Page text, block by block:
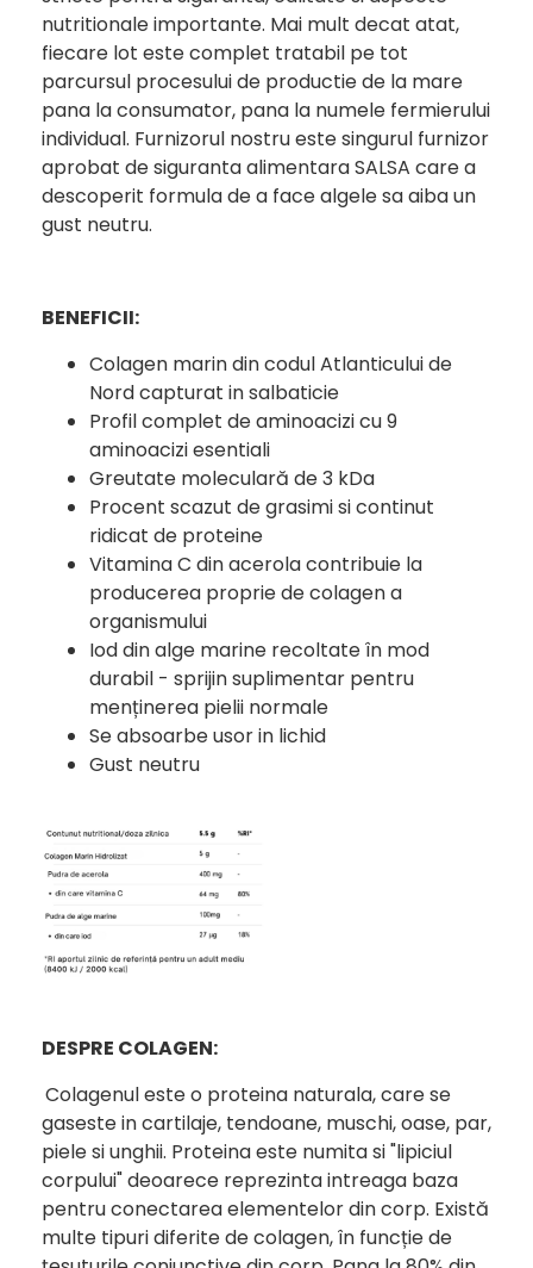
nutritionale importante. Mai mult decat atat,
fiecare lot este complet tratabil pe tot
parcursul procesului de productie de la mare
pana la consumator, pana la numele fermierului
individual. Furnizorul nostru este singurul furnizor
aprobat de siguranta alimentara SALSA care a
descoperit formula de a face algele sa aiba un
gust neutru.
BENEFICII:
Colagen marin din codul Atlanticului de
Nord capturat in salbaticie
Profil complet de aminoacizi cu 9
aminoacizi esentiali
Greutate moleculară de 3 kDa
Procent scazut de grasimi si continut
ridicat de proteine
Vitamina C din acerola contribuie la
producerea proprie de colagen a
organismului
Iod din alge marine recoltate în mod
durabil - sprijin suplimentar pentru
menținerea pielii normale
Se absoarbe usor in lichid
Gust neutru
DESPRE COLAGEN:
Colagenul este o proteina naturala, care se
gaseste in cartilaje, tendoane, muschi, oase, par,
piele si unghii. Proteina este numita si "lipiciul
corpului" deoarece reprezinta intreaga baza
pentru conectarea elementelor din corp. Există
multe tipuri diferite de colagen, în funcție de